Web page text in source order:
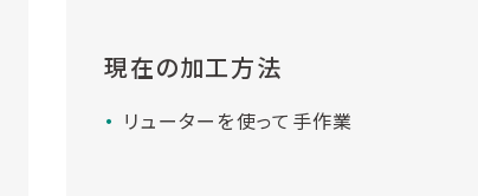
現在の加工方法
リューターを使って手作業